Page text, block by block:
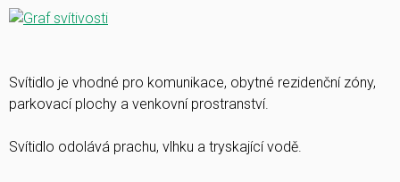
Svítidlo je vhodné pro komunikace, obytné rezidenční zóny,
parkovací plochy a venkovní prostranství.
Svítidlo odolává prachu, vlhku a tryskající vodě.